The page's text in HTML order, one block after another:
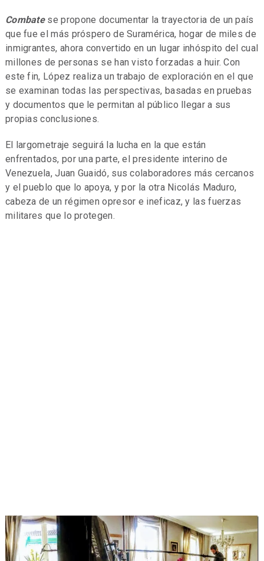
Combatese propone documentar la trayectoria de un país
que fue el más próspero de Suramérica, hogar de miles de
inmigrantes, ahora convertido en un lugar inhóspito del cual
millones de personas se han visto forzadas a huir. Con
este fin, López realiza un trabajo de exploración en el que
se examinan todas las perspectivas, basadas en pruebas
y documentos que le permitan al público llegar a sus
propias conclusiones.
El largometraje seguirá la lucha en la que están
enfrentados, por una parte, el presidente interino de
Venezuela, Juan Guaidó, sus colaboradores más cercanos
y el pueblo que lo apoya, y por la otra Nicolás Maduro,
cabeza de un régimen opresor e ineficaz, y las fuerzas
militares que lo protegen.